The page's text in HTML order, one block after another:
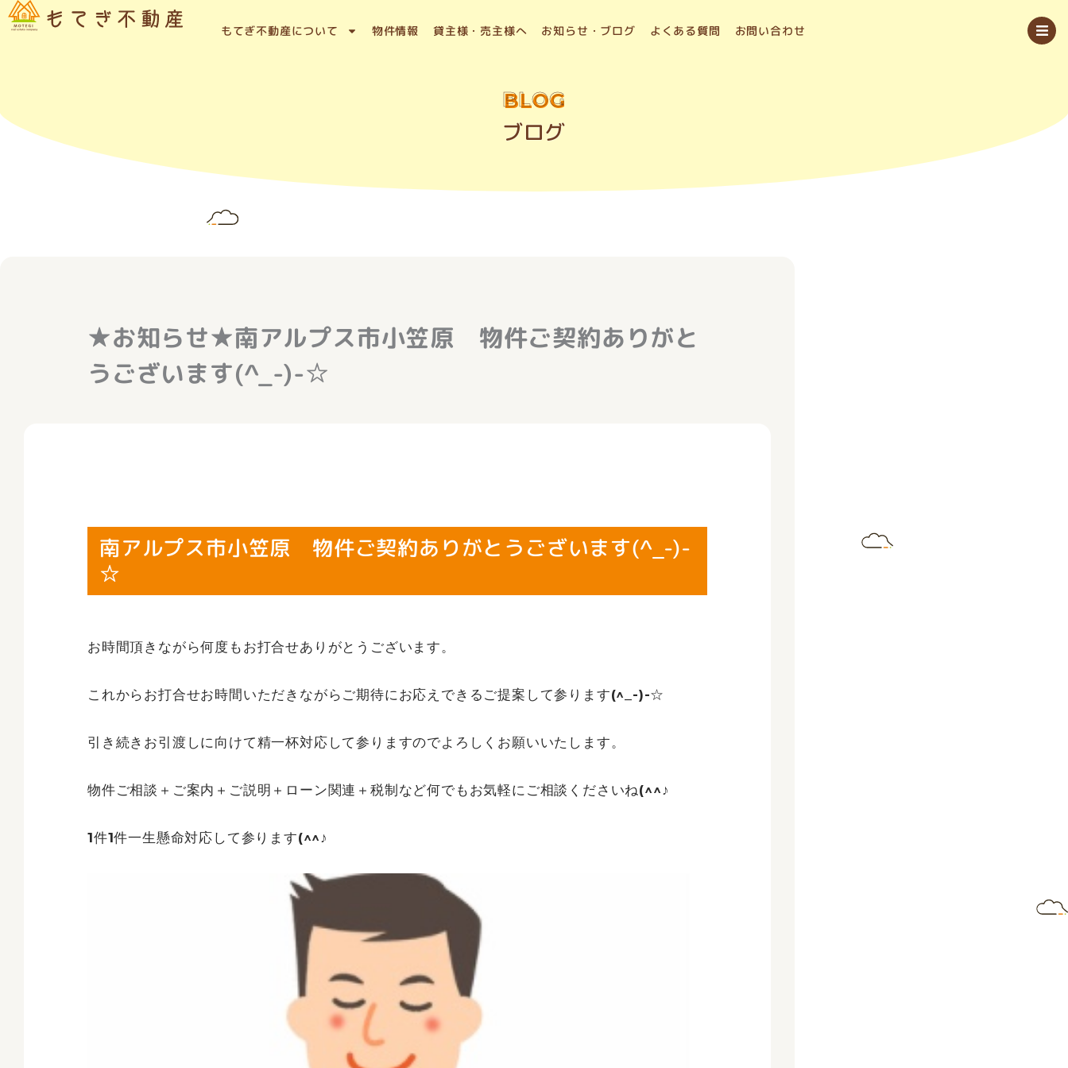
内
容
プ
もてぎ不動産について 物件情報 貸主様・売主様へ お知らせ・ブログ よくある質問 お問い合わせ
BLOG
ブログ
★お知らせ★南アルプス市小笠原 物件ご契約ありがと
うございます(^_-)-☆
南アルプス市小笠原 物件ご契約ありがとうございます(^_-)-
☆
お時間頂きながら何度もお打合せありがとうございます。
これからお打合せお時間いただきながらご期待にお応えできるご提案して参ります(^_-)-☆
引き続きお引渡しに向けて精一杯対応して参りますのでよろしくお願いいたします。
物件ご相談＋ご案内＋ご説明＋ローン関連＋税制など何でもお気軽にご相談くださいね(^^♪
1件1件一生懸命対応して参ります(^^♪